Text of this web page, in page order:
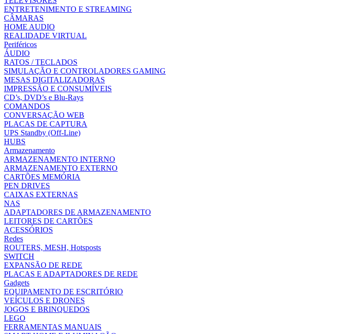
ENTRETENIMENTO E STREAMING
CÂMARAS
HOME AUDIO
REALIDADE VIRTUAL
Periféricos
ÁUDIO
RATOS / TECLADOS
SIMULAÇÃO E CONTROLADORES GAMING
MESAS DIGITALIZADORAS
IMPRESSÃO E CONSUMÍVEIS
CD’s, DVD’s e Blu-Rays
COMANDOS
CONVERSAÇÃO WEB
PLACAS DE CAPTURA
UPS Standby (Off-Line)
HUBS
Armazenamento
ARMAZENAMENTO INTERNO
ARMAZENAMENTO EXTERNO
CARTÕES MEMÓRIA
PEN DRIVES
CAIXAS EXTERNAS
NAS
ADAPTADORES DE ARMAZENAMENTO
LEITORES DE CARTÕES
ACESSÓRIOS
Redes
ROUTERS, MESH, Hotsposts
SWITCH
EXPANSÃO DE REDE
PLACAS E ADAPTADORES DE REDE
Gadgets
EQUIPAMENTO DE ESCRITÓRIO
VEÍCULOS E DRONES
JOGOS E BRINQUEDOS
LEGO
FERRAMENTAS MANUAIS